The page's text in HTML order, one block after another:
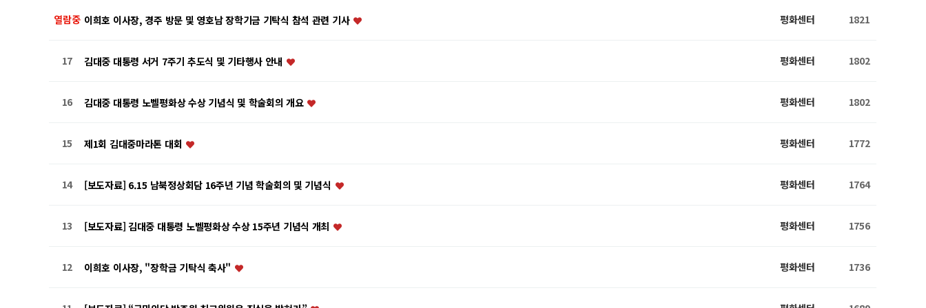
열람중 이희호 이사장, 경주 방문 및 영호남 장학기금 기탁식 참석 관련 기사 평화센터 1821
17 김대중 대통령 서거 7주기 추도식 및 기타행사 안내 평화센터 1802
16 김대중 대통령 노벨평화상 수상 기념식 및 학술회의 개요 평화센터 1802
15 제1회 김대중마라톤 대회 평화센터 1772
14 [보도자료] 6.15 남북정상회담 16주년 기념 학술회의 및 기념식 평화센터 1764
13 [보도자료] 김대중 대통령 노벨평화상 수상 15주년 기념식 개최 평화센터 1756
12 이희호 이사장, "장학금 기탁식 축사" 평화센터 1736